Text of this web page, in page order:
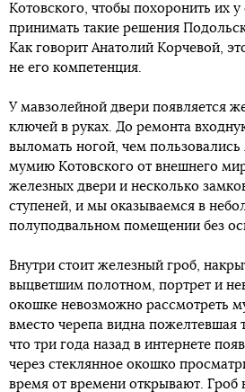
Котовского, чтобы похоронить их у
принимать такие решения
Как говорит Анатолий Корчевой,
не его компетенция.
У мавзолейной двери появляется
ключей в руках. До ремонта
выломать ногой, чем
мумию Котовского от внешнего
железных двери и несколько
ступеней, и мы оказываемся в
полуподвальном помещении без
Внутри стоит железный гроб,
выцветшим полотном, портрет и
окошке невозможно рассмотреть
вместо черепа видна пожелтевшая
что три года назад в интернете
через стеклянное окошко
время от времени открывают. Гроб